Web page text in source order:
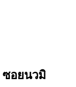
ซอยนวมิ